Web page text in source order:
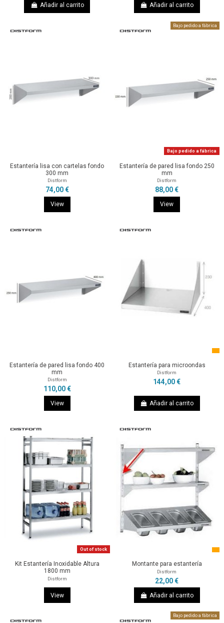
Añadir al carrito Añadir al carrito
Estantería lisa con cartelas fondo
300 mm
Distform
74,00 €
View
Bajo pedido a fábrica
Bajo pedido a fábrica
Estantería de pared lisa fondo 250
mm
Distform
88,00 €
View
Estantería de pared lisa fondo 400
mm
Distform
110,00 €
View
Estantería para microondas
Distform
144,00 €
Añadir al carrito
Out of stock
Kit Estantería Inoxidable Altura
1800 mm
Distform
View
Montante para estantería
Distform
22,00 €
Añadir al carrito
Bajo pedido a fábrica